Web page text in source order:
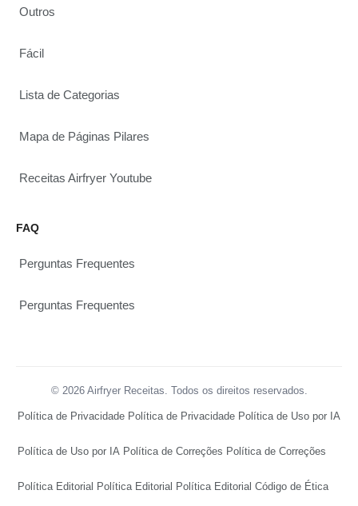
Outros
Fácil
Lista de Categorias
Mapa de Páginas Pilares
Receitas Airfryer Youtube
FAQ
Perguntas Frequentes
Perguntas Frequentes
© 2026 Airfryer Receitas. Todos os direitos reservados.
Política de Privacidade Política de Privacidade Política de Uso por IA
Política de Uso por IA Política de Correções Política de Correções
Política Editorial Política Editorial Política Editorial Código de Ética